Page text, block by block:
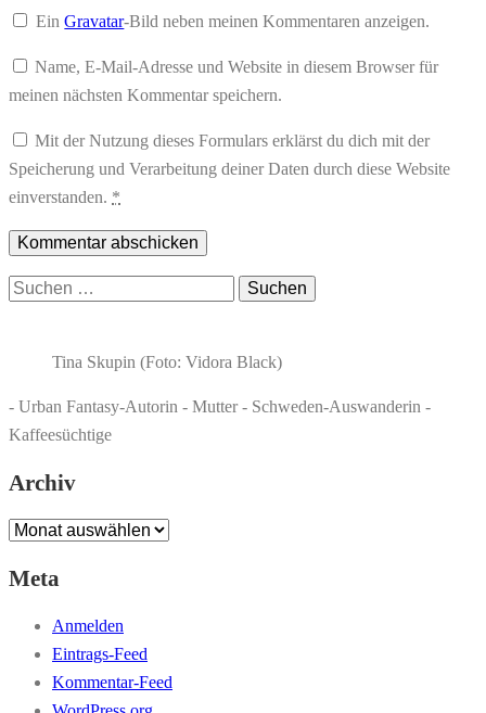
EinGravatar-Bild neben meinen Kommentaren anzeigen.
Name, E-Mail-Adresse und Website in diesem Browser für
meinen nächsten Kommentar speichern.
Mit der Nutzung dieses Formulars erklärst du dich mit der
Speicherung und Verarbeitung deiner Daten durch diese Website
einverstanden. *
Suchen
Tina Skupin (Foto: Vidora Black)
- Urban Fantasy-Autorin - Mutter - Schweden-Auswanderin -
Kaffeesüchtige
Archiv
Archiv
Meta
Anmelden
Eintrags-Feed
Kommentar-Feed